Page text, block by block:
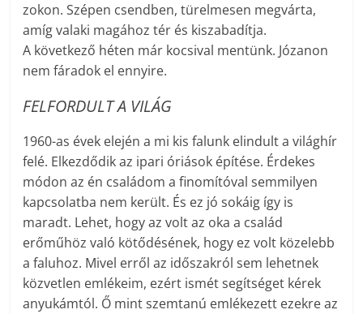
zokon. Szépen csendben, türelmesen megvárta,
amíg valaki magához tér és kiszabadítja.
A következő héten már kocsival mentünk. Józanon
nem fáradok el ennyire.
FELFORDULT A VILÁG
1960-as évek elején a mi kis falunk elindult a világhír
felé. Elkezdődik az ipari óriások építése. Érdekes
módon az én családom a finomítóval semmilyen
kapcsolatba nem került. És ez jó sokáig így is
maradt. Lehet, hogy az volt az oka a család
erőműhöz való kötődésének, hogy ez volt közelebb
a faluhoz. Mivel erről az időszakról sem lehetnek
közvetlen emlékeim, ezért ismét segítséget kérek
anyukámtól. Ő mint szemtanú emlékezett ezekre az